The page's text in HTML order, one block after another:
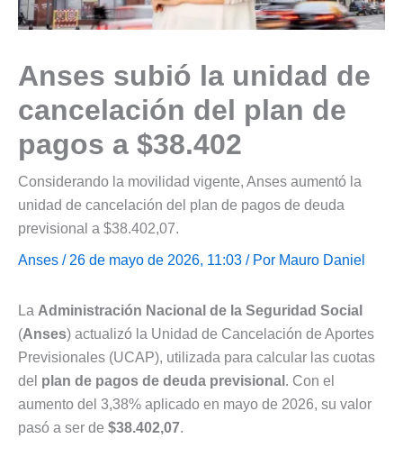
Anses subió la unidad de
cancelación del plan de
pagos a $38.402
Considerando la movilidad vigente, Anses aumentó la
unidad de cancelación del plan de pagos de deuda
previsional a $38.402,07.
Anses / 26 de mayo de 2026, 11:03 / Por Mauro Daniel
La Administración Nacional de la Seguridad Social
(Anses) actualizó la Unidad de Cancelación de Aportes
Previsionales (UCAP), utilizada para calcular las cuotas
del plan de pagos de deuda previsional . Con el
aumento del 3,38% aplicado en mayo de 2026, su valor
pasó a ser de $38.402,07.